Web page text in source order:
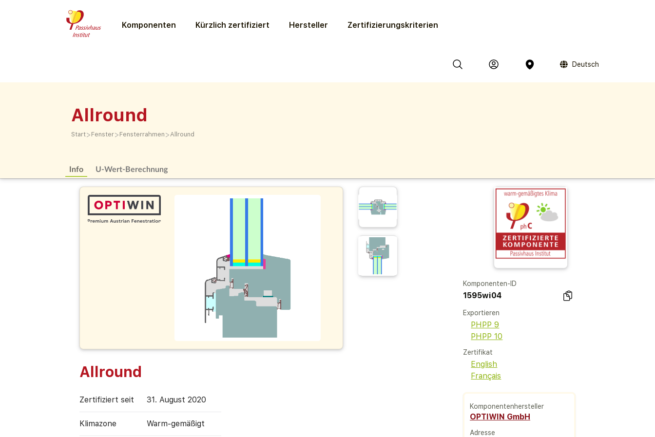
Komponenten Kürzlich zertifiziert Hersteller Zertifizierungs­kriterien
Deutsch
Allround
Start> Fenster> Fensterrahmen >Allround
Info U-Wert-Berechnung
Allround
Zertifiziert seit 31. August 2020
Klimazone Warm-gemäßigt
Komponenten-ID
1595wi04
Exportieren
PHPP 9
PHPP 10
Zertifikat
English
Français
Komponentenhersteller
OPTIWIN GmbH
Adresse